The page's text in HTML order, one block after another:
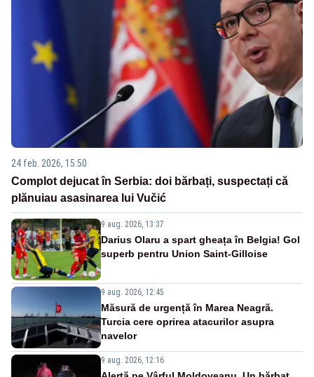
24 feb. 2026, 15:50
Complot dejucat în Serbia: doi bărbați, suspectați că
plănuiau asasinarea lui Vučić
9 aug. 2026, 13:37
Darius Olaru a spart gheața în Belgia! Gol
superb pentru Union Saint-Gilloise
9 aug. 2026, 12:45
Măsură de urgență în Marea Neagră.
Turcia cere oprirea atacurilor asupra
navelor
9 aug. 2026, 12:16